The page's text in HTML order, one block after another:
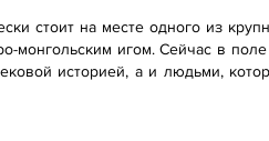
стоит на месте одного из
монгольским игом. Сейчас в
историей, а и людьми,